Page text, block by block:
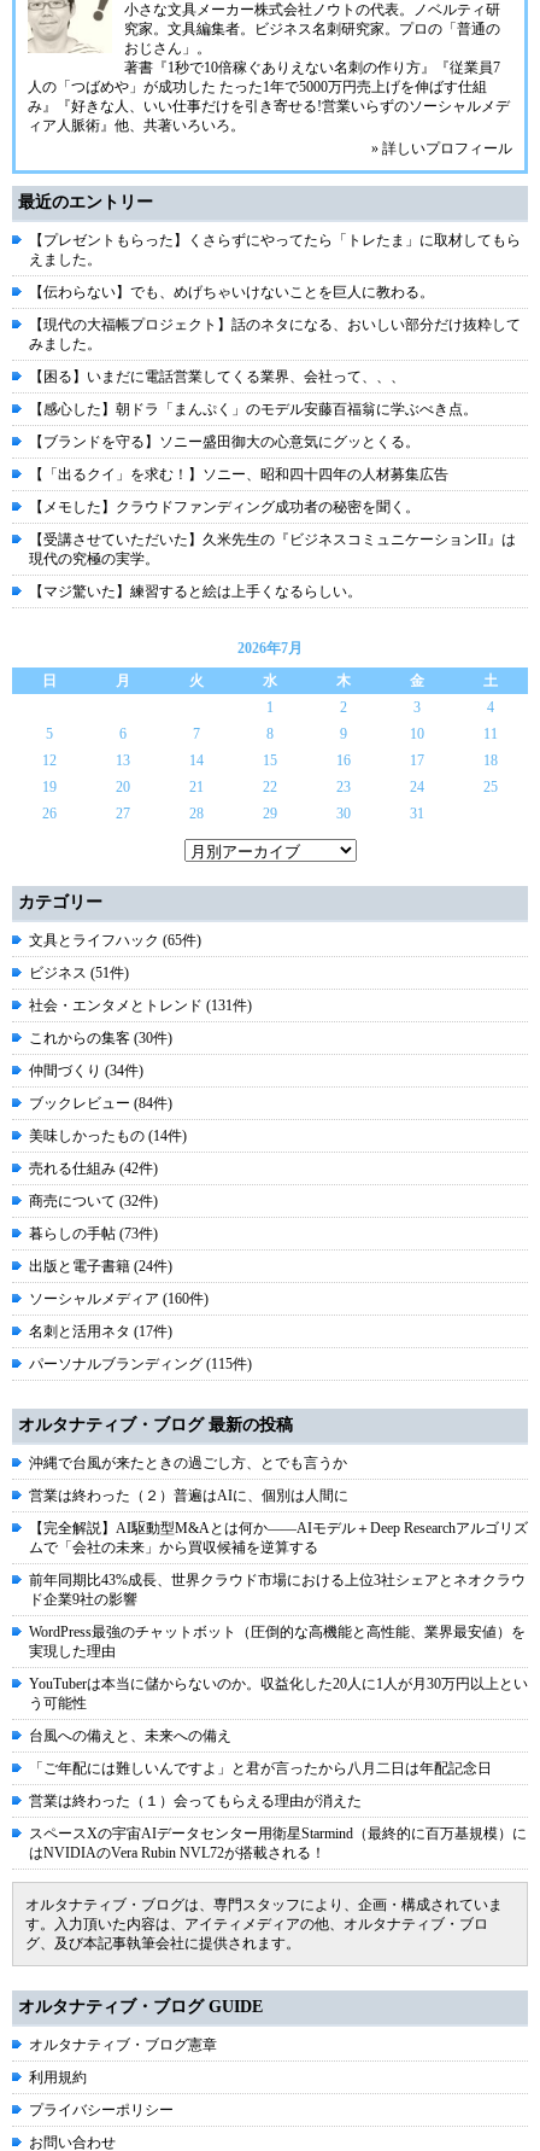
小さな文具メーカー株式会社ノウトの代表。ノベルティ研
究家。文具編集者。ビジネス名刺研究家。プロの「普通の
おじさん」。
著書『1秒で10倍稼ぐありえない名刺の作り方』『従業員7
人の「つばめや」が成功した たった1年で5000万円売上げを伸ばす仕組
み』『好きな人、いい仕事だけを引き寄せる!営業いらずのソーシャルメデ
ィア人脈術』他、共著いろいろ。
» 詳しいプロフィール
最近のエントリー
【プレゼントもらった】くさらずにやってたら「トレたま」に取材してもら
えました。
【伝わらない】でも、めげちゃいけないことを巨人に教わる。
【現代の大福帳プロジェクト】話のネタになる、おいしい部分だけ抜粋して
みました。
【困る】いまだに電話営業してくる業界、会社って、、、
【感心した】朝ドラ「まんぷく」のモデル安藤百福翁に学ぶべき点。
【ブランドを守る】ソニー盛田御大の心意気にグッとくる。
【「出るクイ」を求む！】ソニー、昭和四十四年の人材募集広告
【メモした】クラウドファンディング成功者の秘密を聞く。
【受講させていただいた】久米先生の『ビジネスコミュニケーションII』は
現代の究極の実学。
【マジ驚いた】練習すると絵は上手くなるらしい。
2026年7月
日
月 火 水 木 金
土
1
2 3
4
5
6 7 8 9 10
11
12
13 14 15 16 17
18
19
20 21 22 23 24
25
26
27 28 29 30 31
カテゴリー
文具とライフハック (65件)
ビジネス (51件)
社会・エンタメとトレンド (131件)
これからの集客 (30件)
仲間づくり (34件)
ブックレビュー (84件)
美味しかったもの (14件)
売れる仕組み (42件)
商売について (32件)
暮らしの手帖 (73件)
出版と電子書籍 (24件)
ソーシャルメディア (160件)
名刺と活用ネタ (17件)
パーソナルブランディング (115件)
オルタナティブ・ブログ 最新の投稿
沖縄で台風が来たときの過ごし方、とでも言うか
営業は終わった（２）普遍はAIに、個別は人間に
【完全解説】AI駆動型M&Aとは何か――AIモデル＋Deep Researchアルゴリズ
ムで「会社の未来」から買収候補を逆算する
前年同期比43%成長、世界クラウド市場における上位3社シェアとネオクラウ
ド企業9社の影響
WordPress最強のチャットボット（圧倒的な高機能と高性能、業界最安値）を
実現した理由
YouTuberは本当に儲からないのか。収益化した20人に1人が月30万円以上とい
う可能性
台風への備えと、未来への備え
「ご年配には難しいんですよ」と君が言ったから八月二日は年配記念日
営業は終わった（１）会ってもらえる理由が消えた
スペースXの宇宙AIデータセンター用衛星Starmind（最終的に百万基規模）に
はNVIDIAのVera Rubin NVL72が搭載される！
オルタナティブ・ブログは、専門スタッフにより、企画・構成されていま
す。入力頂いた内容は、アイティメディアの他、オルタナティブ・ブロ
グ、及び本記事執筆会社に提供されます。
オルタナティブ・ブログ GUIDE
オルタナティブ・ブログ憲章
利用規約
プライバシーポリシー
お問い合わせ